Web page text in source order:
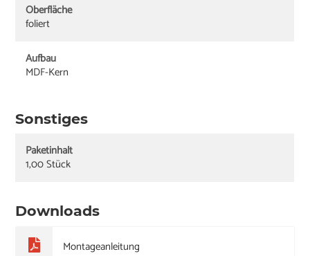
Oberfläche
foliert
Aufbau
MDF-Kern
Sonstiges
Paketinhalt
1,00 Stück
Downloads
Montageanleitung